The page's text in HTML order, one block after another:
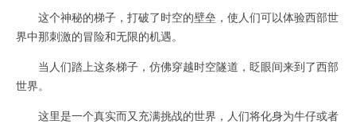
这个神秘的梯子，打破了时空的壁垒，使人们可以体验西部世
界中那刺激的冒险和无限的机遇。
当人们踏上这条梯子，仿佛穿越时空隧道，眨眼间来到了西部
世界。
这里是一个真实而又充满挑战的世界，人们将化身为牛仔或者